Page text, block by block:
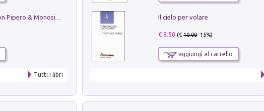
Tutti i libri
Il cielo per volare
€ 8.50 (€10.00- 15%)
aggiungi al carrello